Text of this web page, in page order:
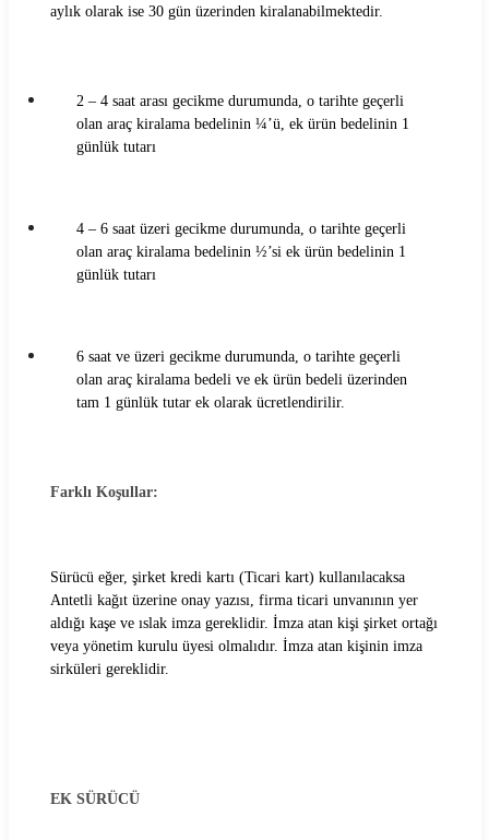
aylık olarak ise 30 gün üzerinden kiralanabilmektedir.
2 – 4 saat arası gecikme durumunda, o tarihte geçerli
olan araç kiralama bedelinin ¼’ü, ek ürün bedelinin 1
günlük tutarı
4 – 6 saat üzeri gecikme durumunda, o tarihte geçerli
olan araç kiralama bedelinin ½’si ek ürün bedelinin 1
günlük tutarı
6 saat ve üzeri gecikme durumunda, o tarihte geçerli
olan araç kiralama bedeli ve ek ürün bedeli üzerinden
tam 1 günlük tutar ek olarak ücretlendirilir.
Farklı Koşullar:
Sürücü eğer, şirket kredi kartı (Ticari kart) kullanılacaksa
Antetli kağıt üzerine onay yazısı, firma ticari unvanının yer
aldığı kaşe ve ıslak imza gereklidir. İmza atan kişi şirket ortağı
veya yönetim kurulu üyesi olmalıdır. İmza atan kişinin imza
sirküleri gereklidir.
EK SÜRÜCÜ